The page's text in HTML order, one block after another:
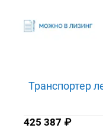
Транспортер
425 387 ₽